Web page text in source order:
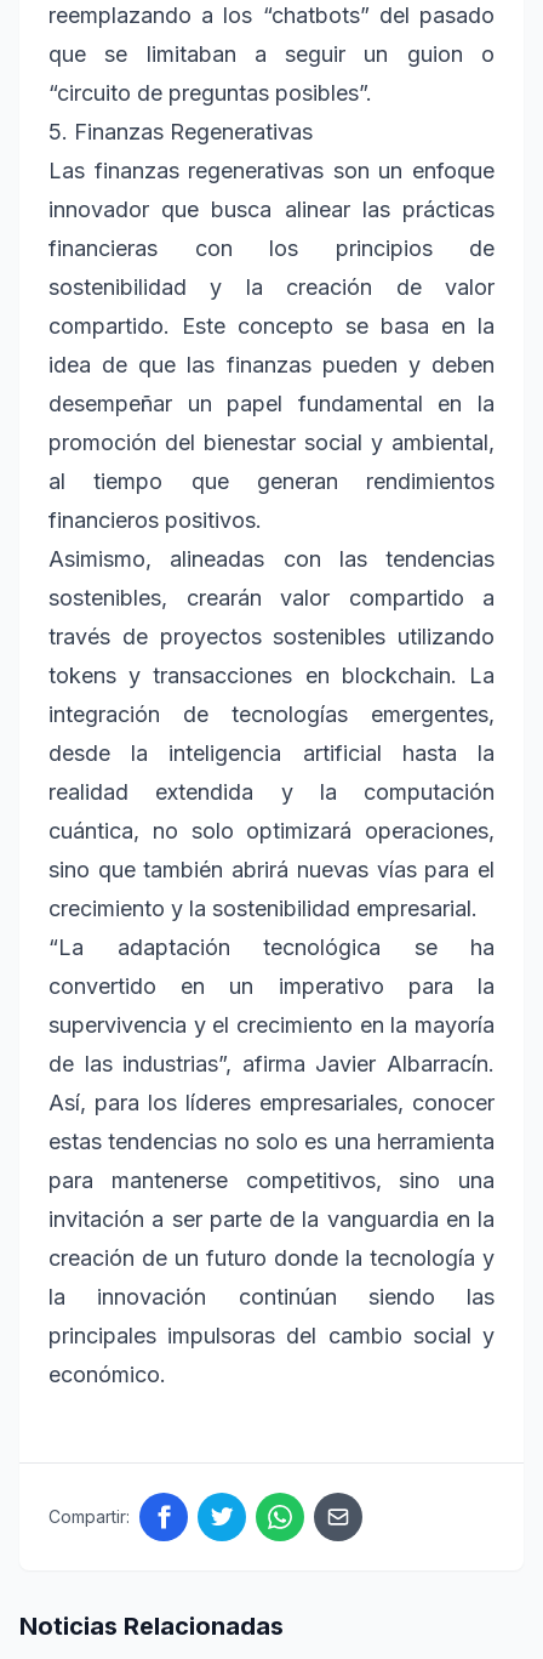
reemplazando a los “chatbots” del pasado
que se limitaban a seguir un guion o
“circuito de preguntas posibles”.
5. Finanzas Regenerativas
Las finanzas regenerativas son un enfoque
innovador que busca alinear las prácticas
financieras con los principios de
sostenibilidad y la creación de valor
compartido. Este concepto se basa en la
idea de que las finanzas pueden y deben
desempeñar un papel fundamental en la
promoción del bienestar social y ambiental,
al tiempo que generan rendimientos
financieros positivos.
Asimismo, alineadas con las tendencias
sostenibles, crearán valor compartido a
través de proyectos sostenibles utilizando
tokens y transacciones en blockchain. La
integración de tecnologías emergentes,
desde la inteligencia artificial hasta la
realidad extendida y la computación
cuántica, no solo optimizará operaciones,
sino que también abrirá nuevas vías para el
crecimiento y la sostenibilidad empresarial.
“La adaptación tecnológica se ha
convertido en un imperativo para la
supervivencia y el crecimiento en la mayoría
de las industrias”, afirma Javier Albarracín.
Así, para los líderes empresariales, conocer
estas tendencias no solo es una herramienta
para mantenerse competitivos, sino una
invitación a ser parte de la vanguardia en la
creación de un futuro donde la tecnología y
la innovación continúan siendo las
principales impulsoras del cambio social y
económico.
Compartir:
Noticias Relacionadas